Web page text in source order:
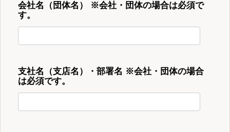
会社名（団体名） ※会社・団体の場合は必須で
す。
支社名（支店名）・部署名 ※会社・団体の場合
は必須です。